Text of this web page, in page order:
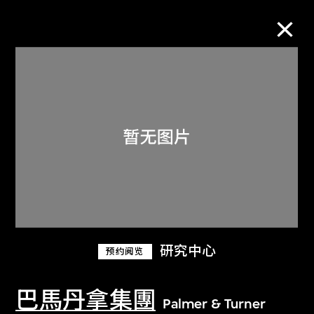
预约阅览 研究中心
巴馬丹拿集團 Palmer & Turner
关于M+藏品
探索世界顶级的二十及二十一世纪视觉
文化藏品。